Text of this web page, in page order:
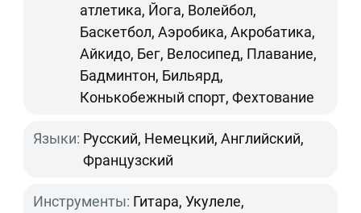
атлетика, Йога, Волейбол,
Баскетбол, Аэробика, Акробатика,
Айкидо, Бег, Велосипед, Плавание,
Бадминтон, Бильярд,
Конькобежный спорт, Фехтование
Языки: Русский, Немецкий, Английский,
Французский
Инструменты: Гитара, Укулеле,